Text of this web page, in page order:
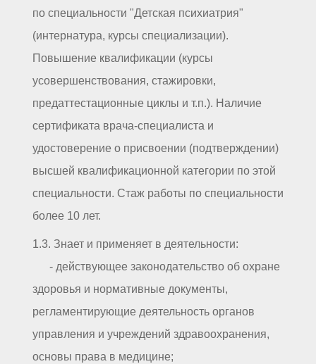
по специальности "Детская психиатрия"
(интернатура, курсы специализации).
Повышение квалификации (курсы
усовершенствования, стажировки,
предаттестационные циклы и т.п.). Наличие
сертификата врача-специалиста и
удостоверение о присвоении (подтверждении)
высшей квалификационной категории по этой
специальности. Стаж работы по специальности
более 10 лет.
1.3. Знает и применяет в деятельности:
- действующее законодательство об охране
здоровья и нормативные документы,
регламентирующие деятельность органов
управления и учреждений здравоохранения,
основы права в медицине;